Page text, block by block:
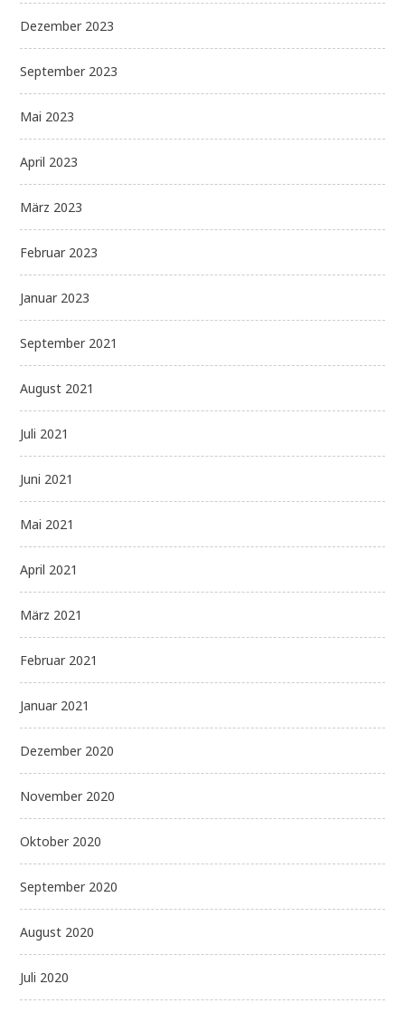
Dezember 2023
September 2023
Mai 2023
April 2023
März 2023
Februar 2023
Januar 2023
September 2021
August 2021
Juli 2021
Juni 2021
Mai 2021
April 2021
März 2021
Februar 2021
Januar 2021
Dezember 2020
November 2020
Oktober 2020
September 2020
August 2020
Juli 2020